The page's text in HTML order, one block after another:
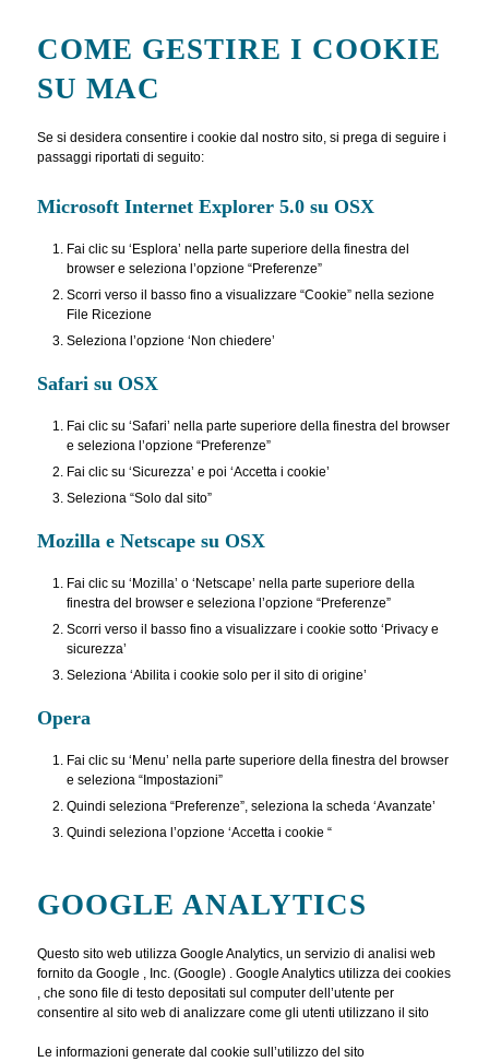
COME GESTIRE I COOKIE
SU MAC
Se si desidera consentire i cookie dal nostro sito, si prega di seguire i
passaggi riportati di seguito:
Microsoft Internet Explorer 5.0 su OSX
Fai clic su ‘Esplora’ nella parte superiore della finestra del
browser e seleziona l’opzione “Preferenze”
Scorri verso il basso fino a visualizzare “Cookie” nella sezione
File Ricezione
Seleziona l’opzione ‘Non chiedere’
Safari su OSX
Fai clic su ‘Safari’ nella parte superiore della finestra del browser
e seleziona l’opzione “Preferenze”
Fai clic su ‘Sicurezza’ e poi ‘Accetta i cookie’
Seleziona “Solo dal sito”
Mozilla e Netscape su OSX
Fai clic su ‘Mozilla’ o ‘Netscape’ nella parte superiore della
finestra del browser e seleziona l’opzione “Preferenze”
Scorri verso il basso fino a visualizzare i cookie sotto ‘Privacy e
sicurezza’
Seleziona ‘Abilita i cookie solo per il sito di origine’
Opera
Fai clic su ‘Menu’ nella parte superiore della finestra del browser
e seleziona “Impostazioni”
Quindi seleziona “Preferenze”, seleziona la scheda ‘Avanzate’
Quindi seleziona l’opzione ‘Accetta i cookie “
GOOGLE ANALYTICS
Questo sito web utilizza Google Analytics, un servizio di analisi web
fornito da Google , Inc. (Google) . Google Analytics utilizza dei cookies
, che sono file di testo depositati sul computer dell’utente per
consentire al sito web di analizzare come gli utenti utilizzano il sito
Le informazioni generate dal cookie sull’utilizzo del sito